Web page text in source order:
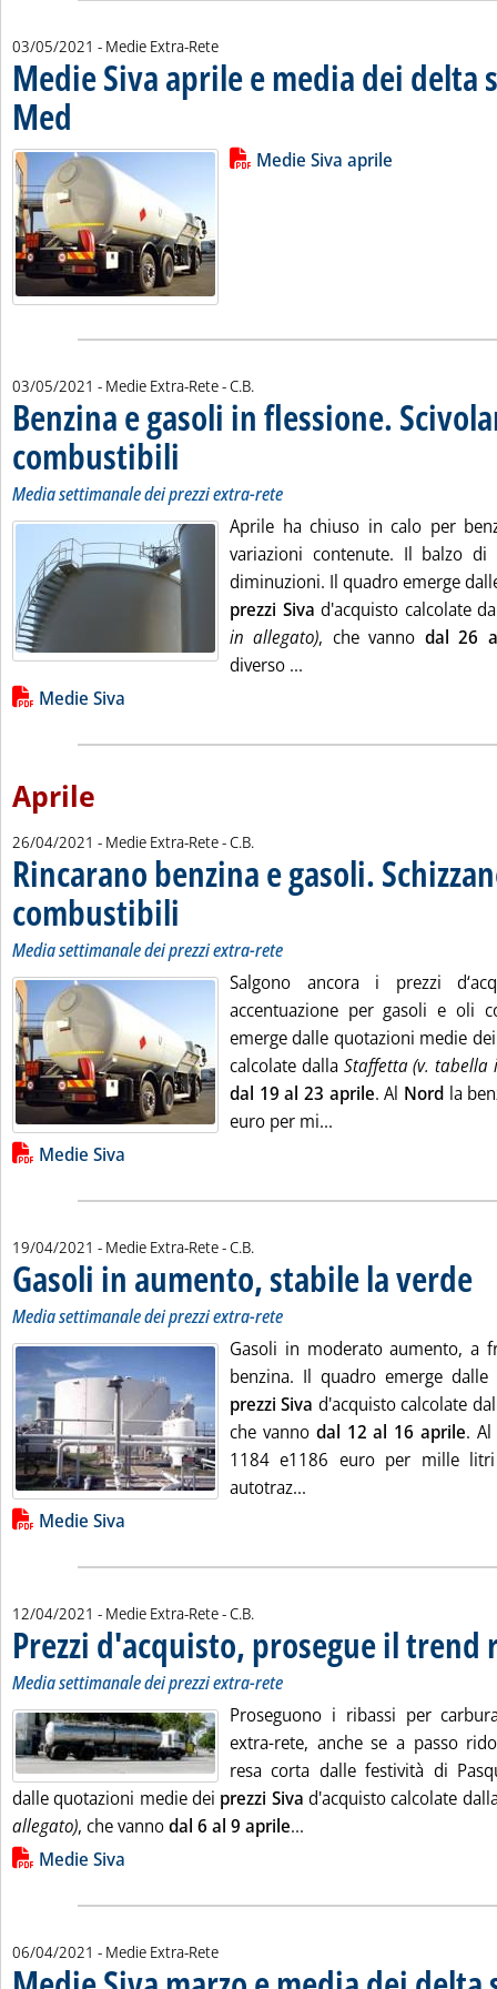
03/05/2021 - Medie Extra-Rete
Medie Siva aprile e media dei delta
Med . Pubblicata lunedì 03 maggio 2021 alle 13.40.
Leggi tutta la notizia: 'Medie
Lista allegati PDF alla notiziaMedie Siva aprile
03/05/2021 - Medie Extra-Rete -di:
C.B.
Benzina e gasoli in flessione.
combustibili
Media settimanale dei prezzi extra-rete
Aprile ha chiuso in calo per
variazioni contenute. Il balzo
diminuzioni. Il quadro emerge
prezzi Siva d'acquisto calcolate
in allegato), che vanno dal 26
diverso ...
Lista allegati PDF alla notizia
Medie Siva
Aprile
26/04/2021 - Medie Extra-Rete -di:
C.B.
Rincarano benzina e gasoli.
combustibili . Sottotitolo: Media settimanale dei prezzi extra-rete
. Pubblicata lunedì 26 aprile 2021 alle 11.37.
Media settimanale dei prezzi extra-rete
Salgono ancora i prezzi
accentuazione per gasoli e oli
emerge dalle quotazioni medie
calcolate dalla Staffetta (v. tabella
dal 19 al 23 aprile. Al Nord la
euro per mi...
Lista allegati PDF alla notizia
Medie Siva
19/04/2021 - Medie Extra-Rete -di:
C.B.
Gasoli in aumento, stabile la verde
Media settimanale dei prezzi extra-rete
Gasoli in moderato aumento, a
benzina. Il quadro emerge
prezzi Siva d'acquisto calcolate
che vanno dal 12 al 16 aprile. Al
1184 e1186 euro per mille
autotraz...
Lista allegati PDF alla notizia
Medie Siva
12/04/2021 - Medie Extra-Rete -di:
C.B.
Prezzi d'acquisto, prosegue il trend
Media settimanale dei prezzi extra-rete
Proseguono i ribassi per
extra-rete, anche se a passo
resa corta dalle festività di
dalle quotazioni medie dei prezzi Siva d'acquisto calcolate
allegato), che vannodal 6 al 9 aprile...
Lista allegati PDF alla notizia
Medie Siva
06/04/2021 - Medie Extra-Rete